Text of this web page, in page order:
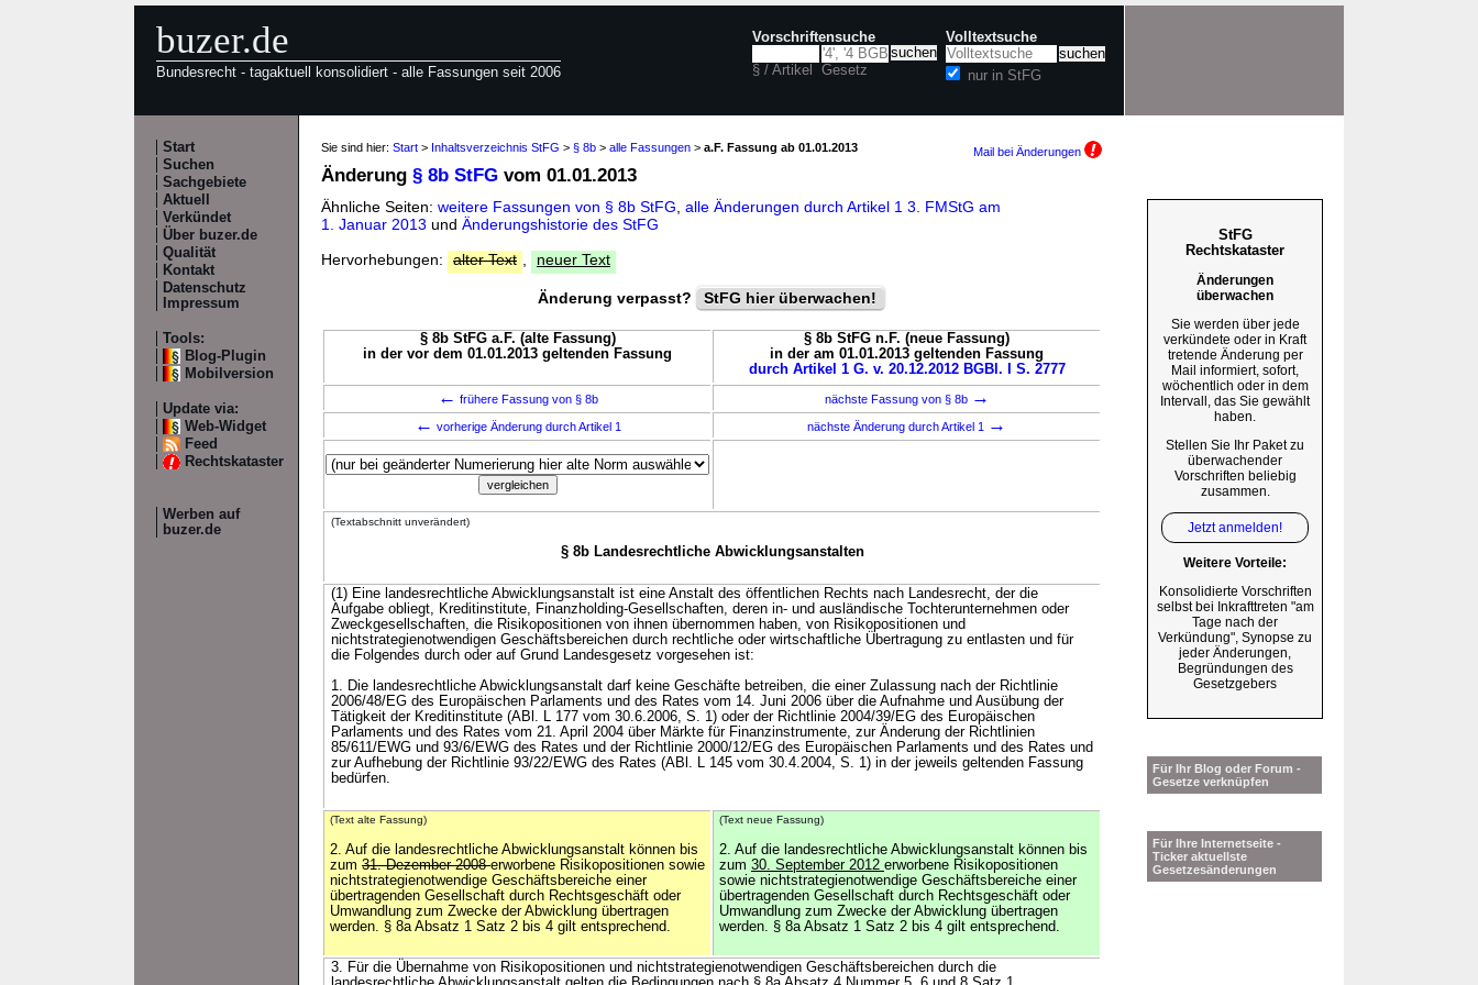
buzer.de
Bundesrecht - tagaktuell konsolidiert - alle Fassungen seit 2006
Vorschriftensuche
§ / Artikel Gesetz
Volltextsuche
nur in StFG
Start
Suchen
Sachgebiete
Aktuell
Verkündet
Über buzer.de
Qualität
Kontakt
Datenschutz
Impressum
Tools:
Blog-Plugin
Mobilversion
Update via:
Web-Widget
Feed
Rechtskataster
Werben auf
buzer.de
Sie sind hier: Start > Inhaltsverzeichnis StFG > § 8b > alle Fassungen > a.F. Fassung ab 01.01.2013 Mail bei Änderungen
Änderung § 8b StFG vom 01.01.2013
Ähnliche Seiten: weitere Fassungen von § 8b StFG alle Änderungen durch Artikel 1 3. FMStG am
1. Januar 2013 und Änderungshistorie des StFG
Hervorhebungen:
alter Text neuer Text
Änderung verpasst? StFG hier überwachen!
§ 8b StFG a.F. (alte Fassung)
in der vor dem 01.01.2013 geltenden Fassung
§ 8b StFG n.F. (neue Fassung)
in der am 01.01.2013 geltenden Fassung
durch Artikel 1 G. v. 20.12.2012 BGBl. I S. 2777
← frühere Fassung von § 8b nächste Fassung von § 8b →
← vorherige Änderung durch Artikel 1 nächste Änderung durch Artikel 1 →
(Textabschnitt unverändert)
§ 8b Landesrechtliche Abwicklungsanstalten
(1) Eine landesrechtliche Abwicklungsanstalt ist eine Anstalt des öffentlichen Rechts nach Landesrecht, der die
Aufgabe obliegt, Kreditinstitute, Finanzholding-Gesellschaften, deren in- und ausländische Tochterunternehmen oder
Zweckgesellschaften, die Risikopositionen von ihnen übernommen haben, von Risikopositionen und
nichtstrategienotwendigen Geschäftsbereichen durch rechtliche oder wirtschaftliche Übertragung zu entlasten und für
die Folgendes durch oder auf Grund Landesgesetz vorgesehen ist:
1. Die landesrechtliche Abwicklungsanstalt darf keine Geschäfte betreiben, die einer Zulassung nach der Richtlinie
2006/48/EG des Europäischen Parlaments und des Rates vom 14. Juni 2006 über die Aufnahme und Ausübung der
Tätigkeit der Kreditinstitute (ABl. L 177 vom 30.6.2006, S. 1) oder der Richtlinie 2004/39/EG des Europäischen
Parlaments und des Rates vom 21. April 2004 über Märkte für Finanzinstrumente, zur Änderung der Richtlinien
85/611/EWG und 93/6/EWG des Rates und der Richtlinie 2000/12/EG des Europäischen Parlaments und des Rates und
zur Aufhebung der Richtlinie 93/22/EWG des Rates (ABl. L 145 vom 30.4.2004, S. 1) in der jeweils geltenden Fassung
bedürfen.
(Text alte Fassung)
2. Auf die landesrechtliche Abwicklungsanstalt können bis
zum 31. Dezember 2008erworbene Risikopositionen sowie
nichtstrategienotwendige Geschäftsbereiche einer
übertragenden Gesellschaft durch Rechtsgeschäft oder
Umwandlung zum Zwecke der Abwicklung übertragen
werden. § 8a Absatz 1 Satz 2 bis 4 gilt entsprechend.
(Text neue Fassung)
2. Auf die landesrechtliche Abwicklungsanstalt können bis
zum 30. September 2012 erworbene Risikopositionen
sowie nichtstrategienotwendige Geschäftsbereiche einer
übertragenden Gesellschaft durch Rechtsgeschäft oder
Umwandlung zum Zwecke der Abwicklung übertragen
werden. § 8a Absatz 1 Satz 2 bis 4 gilt entsprechend.
3. Für die Übernahme von Risikopositionen und nichtstrategienotwendigen Geschäftsbereichen durch die
StFG
Rechtskataster
Änderungen
überwachen
Sie werden über jede
verkündete oder in Kraft
tretende Änderung per
Mail informiert, sofort,
wöchentlich oder in dem
Intervall, das Sie gewählt
haben.
Stellen Sie Ihr Paket zu
überwachender
Vorschriften beliebig
zusammen.
Jetzt anmelden!
Weitere Vorteile:
Konsolidierte Vorschriften
selbst bei Inkrafttreten "am
Tage nach der
Verkündung", Synopse zu
jeder Änderungen,
Begründungen des
Gesetzgebers
Für Ihr Blog oder Forum -
Gesetze verknüpfen
Für Ihre Internetseite -
Ticker aktuellste
Gesetzesänderungen